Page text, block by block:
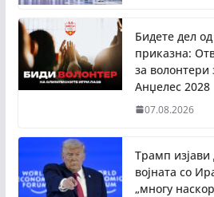
Бидете дел
приказна:
за волонтери
Анџелес 2028
07.08.2026
Трамп изјави
војната со
„многу